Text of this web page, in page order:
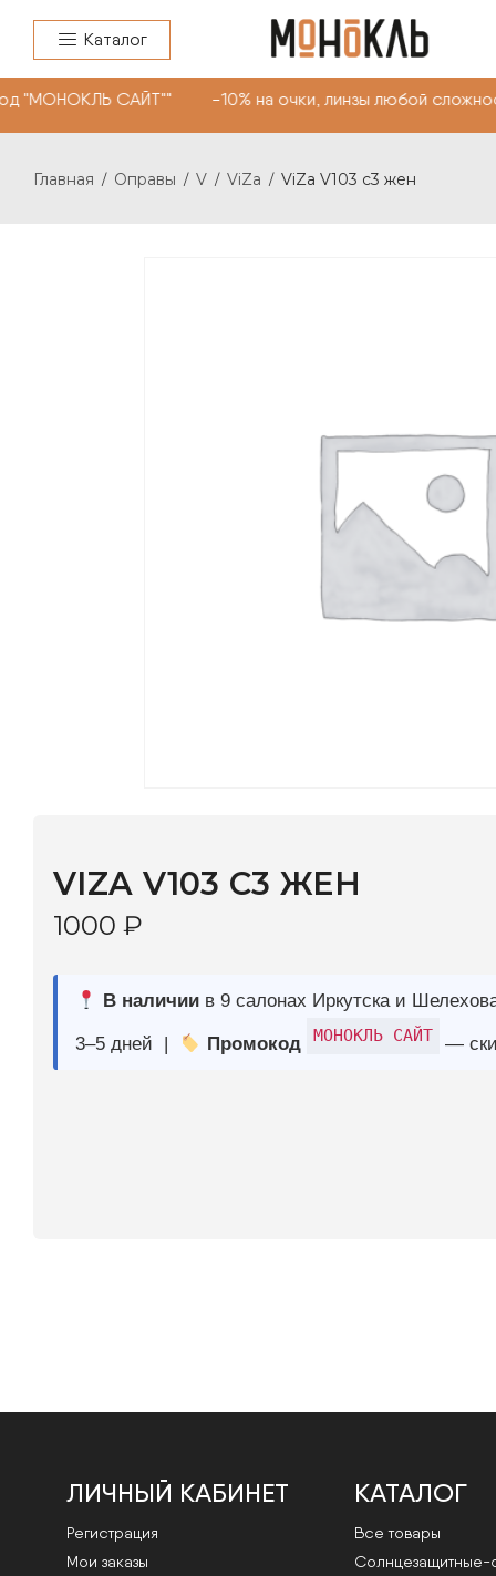
Каталог
САЙТ"" -10% на очки, линзы любой
Главная / Оправы / V / ViZa / ViZa V103 c3 жен
3–5 дней | Промокод
ЛИЧНЫЙ КАБИНЕТ
Регистрация
Мои заказы
КАТАЛОГ
Все товары
Cолнцезащитные-